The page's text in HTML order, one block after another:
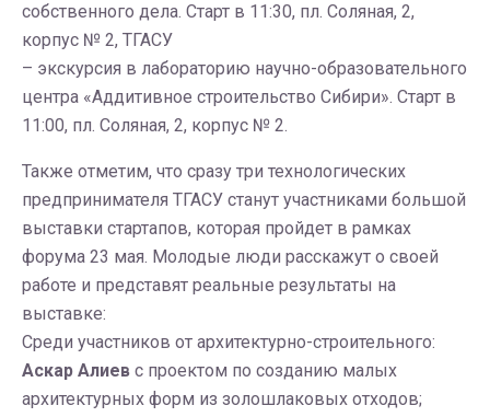
собственного дела. Старт в 11:30, пл. Соляная, 2,
корпус № 2, ТГАСУ
– экскурсия в лабораторию научно-образовательного
центра «Аддитивное строительство Сибири». Старт в
11:00, пл. Соляная, 2, корпус № 2.
Также отметим, что сразу три технологических
предпринимателя ТГАСУ станут участниками большой
выставки стартапов, которая пройдет в рамках
форума 23 мая. Молодые люди расскажут о своей
работе и представят реальные результаты на
выставке:
Среди участников от архитектурно-строительного:
Аскар Алиев с проектом по созданию малых
архитектурных форм из золошлаковых отходов;